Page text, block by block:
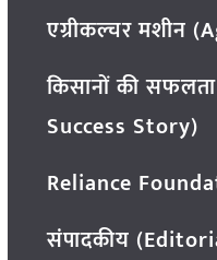
एग्रीकल्चर मशीन
किसानों की
Success Story)
Reliance
संपादकीय